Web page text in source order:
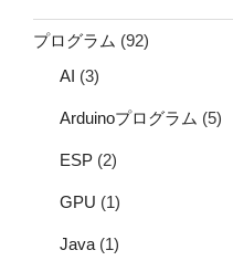
プログラム (92)
AI (3)
Arduinoプログラム (5)
ESP (2)
GPU (1)
Java (1)